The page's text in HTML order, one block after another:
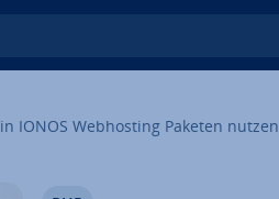
IONOS Web­hos­ting Paketen nutzen